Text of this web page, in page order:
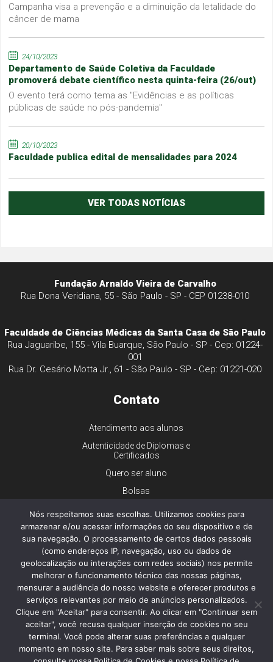
Campanha visa a prevenção e a diminuição da letalidade do
câncer de mama
24/10/2023
Departamento de Saúde Coletiva da Faculdade
promoverá debate científico nesta quinta-feira (26/out)
O evento terá como tema as "Evidências e as políticas
públicas de saúde no pós-pandemia"
20/10/2023
Faculdade publica edital de mensalidades para 2024
VER TODAS NOTÍCIAS
Fundação Arnaldo Vieira de Carvalho
Rua Dona Veridiana, 55 - São Paulo - SP - CEP 01238-010
Faculdade de Ciências Médicas da Santa Casa de São Paulo
Rua Jaguaribe, 155 - Vila Buarque, São Paulo - SP - Cep: 01224-
001
Rua Dr. Cesário Motta Jr., 61 - São Paulo - SP - Cep: 01221-020
Contato
Atendimento aos alunos
Autenticidade de Diplomas e
Certificados
Quero ser aluno
Bolsas
Trabalhe conosco
Imprensa
Ouvidoria
Dúvidas gerais
© 2026 - Faculdade de Ciências Médicas da Santa Casa de São
Paulo - Todos os direitos reservados.
Política de Privacidade e Cookies
Nós respeitamos suas escolhas. Utilizamos cookies para
armazenar e/ou acessar informações do seu dispositivo e de
sua navegação. O processamento de certos dados pessoais
(como endereços IP, navegação, uso ou dados de
geolocalização ou interações com redes sociais) nos permite
melhorar o funcionamento técnico das nossas páginas,
mensurar a audiência do nosso website e oferecer produtos e
serviços relevantes por meio de anúncios personalizados.
Clique em "Aceitar" para consentir. Ao clicar em "Continuar sem
aceitar", você recusa qualquer inserção de cookies no seu
terminal. Você pode alterar suas preferências a qualquer
momento em nosso site. Para saber mais sobre seus direitos,